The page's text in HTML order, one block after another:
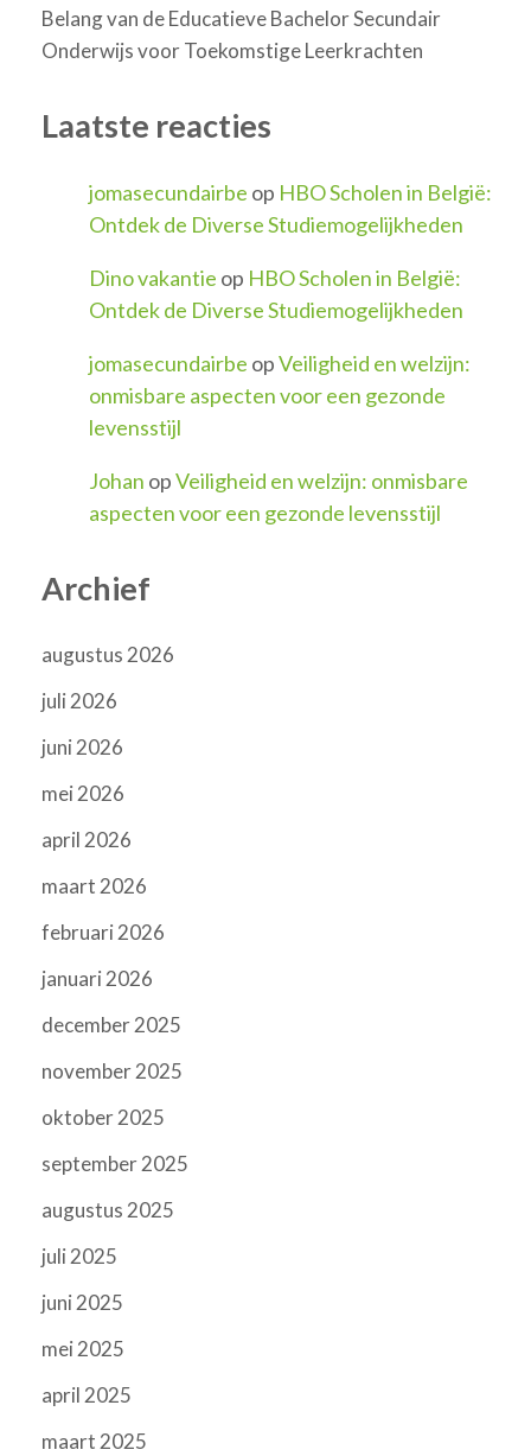
Belang van de Educatieve Bachelor Secundair
Onderwijs voor Toekomstige Leerkrachten
Laatste reacties
jomasecundairbe op HBO Scholen in België:
Ontdek de Diverse Studiemogelijkheden
Dino vakantie op HBO Scholen in België:
Ontdek de Diverse Studiemogelijkheden
jomasecundairbe opVeiligheid en welzijn:
onmisbare aspecten voor een gezonde
levensstijl
Johan opVeiligheid en welzijn: onmisbare
aspecten voor een gezonde levensstijl
Archief
augustus 2026
juli 2026
juni 2026
mei 2026
april 2026
maart 2026
februari 2026
januari 2026
december 2025
november 2025
oktober 2025
september 2025
augustus 2025
juli 2025
juni 2025
mei 2025
april 2025
maart 2025